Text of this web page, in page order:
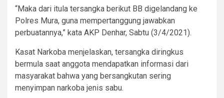
“Maka dari itula tersangka berikut BB digelandang ke
Polres Mura, guna mempertanggung jawabkan
perbuatannya,” kata AKP Denhar, Sabtu (3/4/2021).
Kasat Narkoba menjelaskan, tersangka diringkus
bermula saat anggota mendapatkan informasi dari
masyarakat bahwa yang bersangkutan sering
menyimpan narkoba jenis sabu.